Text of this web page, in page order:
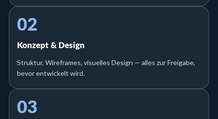
02
Konzept & Design
Struktur, Wireframes, visuelles Design — alles zur Freigabe,
bevor entwickelt wird.
03